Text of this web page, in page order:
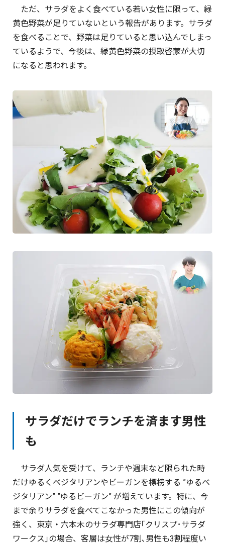
ただ、サラダをよく食べている若い女性に限って、緑
黄色野菜が足りていないという報告があります。サラダ
を食べることで、野菜は足りていると思い込んでしまっ
ているようで、今後は、緑黄色野菜の摂取啓蒙が大切
になると思われます。
サラダだけでランチを済ます男性
も
サラダ人気を受けて、ランチや週末など限られた時
だけゆるくベジタリアンやビーガンを標榜する ”ゆるベ
ジタリアン” ”ゆるビーガン” が増えています。特に、今
まで余りサラダを食べてこなかった男性にこの傾向が
強く、東京・六本木のサラダ専門店｢クリスプ･サラダ
ワークス｣の場合、客層は女性が7割､男性も3割程度い